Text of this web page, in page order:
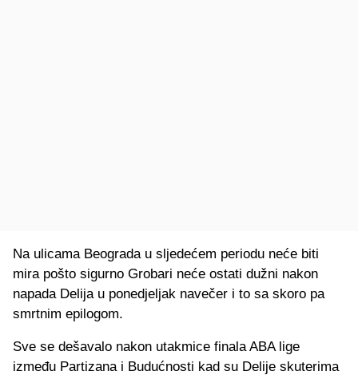
Na ulicama Beograda u sljedećem periodu neće biti
mira pošto sigurno Grobari neće ostati dužni nakon
napada Delija u ponedjeljak navečer i to sa skoro pa
smrtnim epilogom.
Sve se dešavalo nakon utakmice finala ABA lige
između Partizana i Budućnosti kad su Delije skuterima